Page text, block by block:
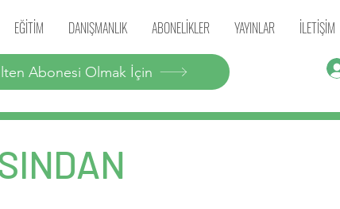
EĞİTİM DANIŞMANLIK ABONELİKLER YAYINLAR İLETİŞİM
Abonesi Olmak İçin